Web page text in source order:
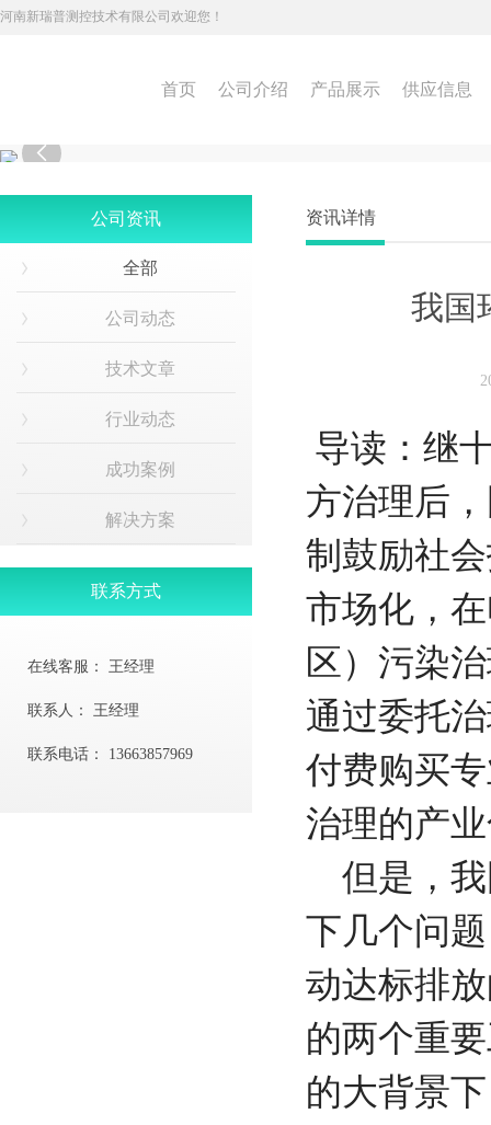
河南新瑞普测控技术有限公司欢迎您！
首页 公司介绍 产品展示 供应信息

公司资讯
全部
公司动态
技术文章
行业动态
成功案例
解决方案
联系方式
在线客服： 王经理
联系人： 王经理
联系电话： 13663857969
资讯详情
我国
导读：继
方治理后
制鼓励社
市场化，
区）污染
通过委托
付费购买
治理的产
但是，我
下几个问
动达标排
的两个重
的大背景